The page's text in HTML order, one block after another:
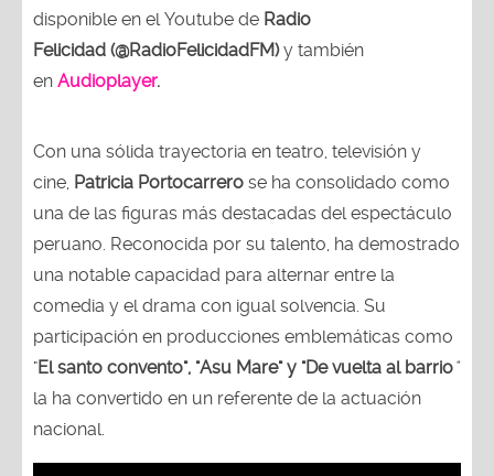
disponible en el Youtube de Radio
Felicidad (@RadioFelicidadFM)y también
en Audioplayer.
Con una sólida trayectoria en teatro, televisión y
cine, Patricia Portocarrero se ha consolidado como
una de las figuras más destacadas del espectáculo
peruano. Reconocida por su talento, ha demostrado
una notable capacidad para alternar entre la
comedia y el drama con igual solvencia. Su
participación en producciones emblemáticas como
"El santo convento", "Asu Mare" y "De vuelta al barrio"
la ha convertido en un referente de la actuación
nacional.